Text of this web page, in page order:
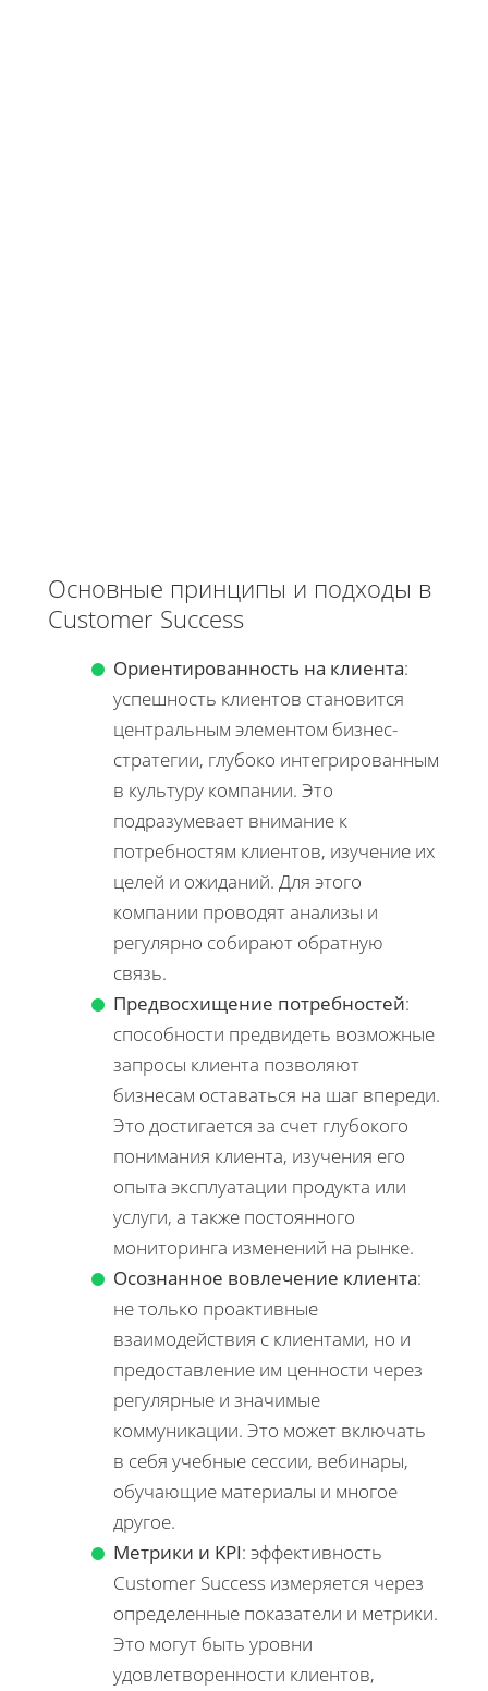
Основные принципы и подходы в
Customer Success
Ориентированность на клиента:
успешность клиентов становится
центральным элементом бизнес-
стратегии, глубоко интегрированным
в культуру компании. Это
подразумевает внимание к
потребностям клиентов, изучение их
целей и ожиданий. Для этого
компании проводят анализы и
регулярно собирают обратную
связь.
Предвосхищение потребностей:
способности предвидеть возможные
запросы клиента позволяют
бизнесам оставаться на шаг впереди.
Это достигается за счет глубокого
понимания клиента, изучения его
опыта эксплуатации продукта или
услуги, а также постоянного
мониторинга изменений на рынке.
Осознанное вовлечение клиента:
не только проактивные
взаимодействия с клиентами, но и
предоставление им ценности через
регулярные и значимые
коммуникации. Это может включать
в себя учебные сессии, вебинары,
обучающие материалы и многое
другое.
Метрики и KPI: эффективность
Customer Success измеряется через
определенные показатели и метрики.
Это могут быть уровни
удовлетворенности клиентов,